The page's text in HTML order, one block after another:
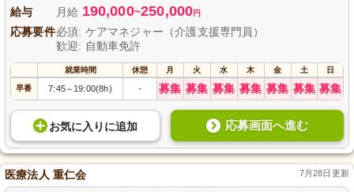
給与 月給 190,000~250,000円
応募要件必須: ケアマネジャー（介護支援専門員）
歓迎: 自動車免許
就業時間 休憩 月 火 水 木 金 土 日
早番 7:45～19:00(8h) - 募集 募集 募集 募集 募集 募集 募集
お気に入り に追加 応募画面へ進む
医療法人 重仁会 7月28日更新